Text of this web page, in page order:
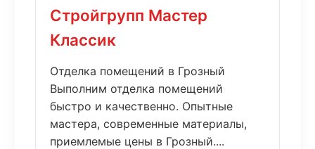
Стройгрупп Мастер
Классик
Отделка помещений в Грозный
Выполним отделка помещений
быстро и качественно. Опытные
мастера, современные материалы,
приемлемые цены в Грозный....